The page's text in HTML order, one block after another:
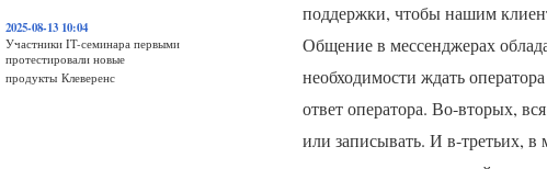
2025-08-13 10:04
Участники IT-семинара первыми
протестировали новые
продукты Клеверенс
поддержки, чтобы нашим
Общение в мессенджерах
необходимости ждать
ответ оператора. Во-вторых,
или записывать. И в-третьих, в